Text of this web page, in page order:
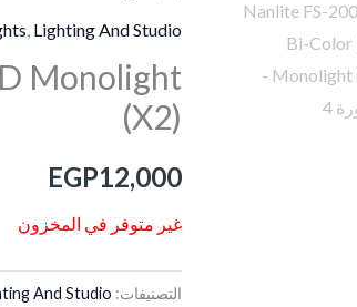
Lighting And Studio
Monolight
(X2)
EGP12,000
غير متوفر في المخزون
التصنيفات: And Studio